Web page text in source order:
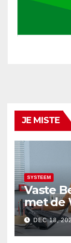
JE MISTE
SYSTEEM
Vaste
met de
Budget
DEC 18,